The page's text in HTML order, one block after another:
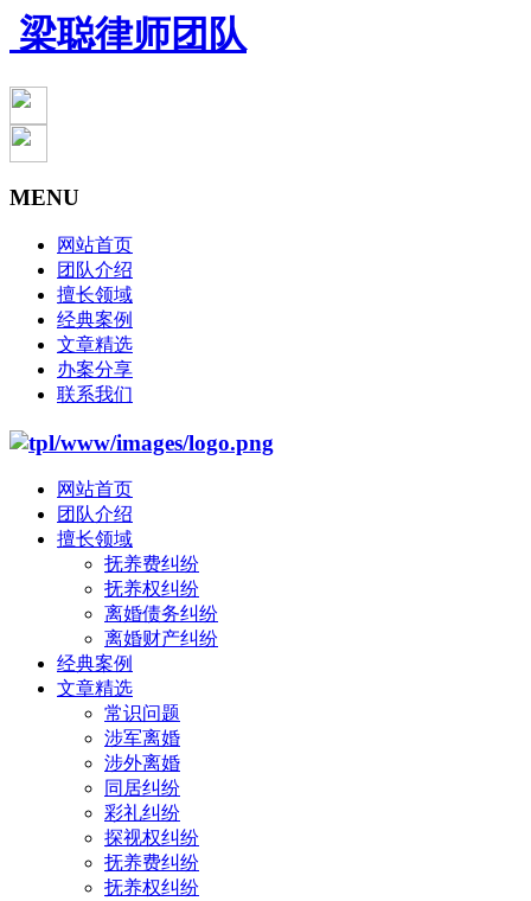
梁聪律师团队
MENU
网站首页
团队介绍
擅长领域
经典案例
文章精选
办案分享
联系我们
网站首页
团队介绍
擅长领域
抚养费纠纷
抚养权纠纷
离婚债务纠纷
离婚财产纠纷
经典案例
文章精选
常识问题
涉军离婚
涉外离婚
同居纠纷
彩礼纠纷
探视权纠纷
抚养费纠纷
抚养权纠纷